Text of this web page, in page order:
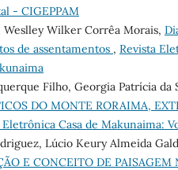
- CIGEPPAM
Weslley Wilker Corrêa Morais,
de assentamentos , Revista
Filho, Georgia Patrícia da
DO MONTE RORAIMA,
Eletrônica Casa de Makunaima:
Lúcio Keury Almeida
E CONCEITO DE